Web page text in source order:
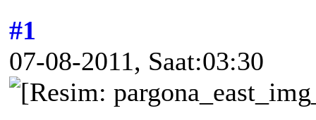
#1
07-08-2011, Saat:03:30